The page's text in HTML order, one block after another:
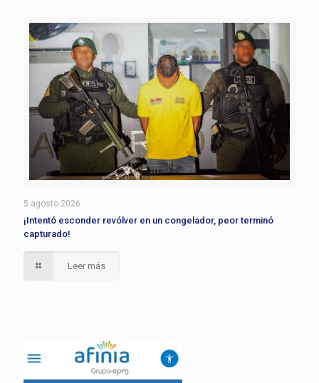
5 agosto 2026
¡Intentó esconder revólver en un congelador, peor terminó
capturado!
Leer más